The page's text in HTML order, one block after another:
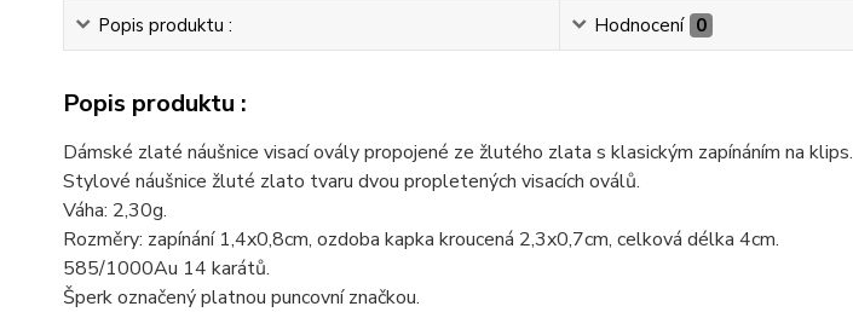
Popis produktu : Hodnocení 0
Popis produktu :
Dámské zlaté náušnice visací ovály propojené ze žlutého zlata s klasickým zapínáním na klips.
Stylové náušnice žluté zlato tvaru dvou propletených visacích oválů.
Váha: 2,30g.
Rozměry: zapínání 1,4x0,8cm, ozdoba kapka kroucená 2,3x0,7cm, celková délka 4cm.
585/1000Au 14 karátů.
Šperk označený platnou puncovní značkou.